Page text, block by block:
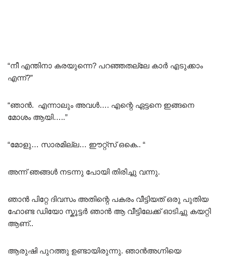
“നീ എന്തിനാ കരയുന്നെ? പറഞ്ഞതല്ലേ കാർ എടുക്കാം
എന്ന്?”
“ഞാൻ. എന്നാലും അവൾ…. എന്റെ ഏട്ടനെ ഇങ്ങനെ
മോശം ആയി…..”
“മോളു… സാരമില്ല… ഈറ്റ്സ്‌ ഒകെ.. “
അന്ന് ഞങ്ങൾ നടന്നു പോയി തിരിച്ചു വന്നു.
ഞാൻ പിറ്റേ ദിവസം അതിന്റെ പകരം വീട്ടിയത് ഒരു പുതിയ
ഹോണ്ട ഡിയോ സ്കൂട്ടർ ഞാൻ ആ വീട്ടിലേക്ക് ഓടിച്ചു കയറ്റി
ആണ്..
ആരുഷി പുറത്തു ഉണ്ടായിരുന്നു. ഞാൻഅഗ്നിയെ